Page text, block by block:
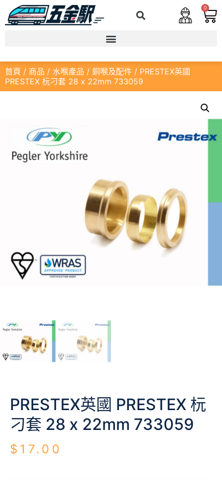
0
首頁 / 商品 / 水喉產品 / 銅喉及配件 / PRESTEX英國
PRESTEX 杬刁套 28 x 22mm 733059
PRESTEX英國 PRESTEX 杬
刁套 28 x 22mm 733059
$ 17.00